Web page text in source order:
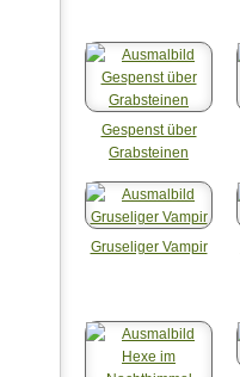
Gespenst über
Grabsteinen
Gruseliger Vampir